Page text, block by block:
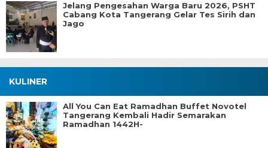
Jelang Pengesahan Warga Baru 2026, PSHT
Cabang Kota Tangerang Gelar Tes Sirih dan
Jago
KULINER
All You Can Eat Ramadhan Buffet Novotel
Tangerang Kembali Hadir Semarakan
Ramadhan 1442H-